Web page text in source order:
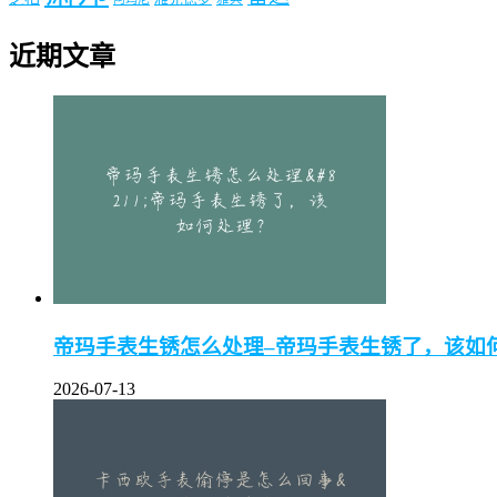
近期文章
帝玛手表生锈怎么处理–帝玛手表生锈了，该如
2026-07-13